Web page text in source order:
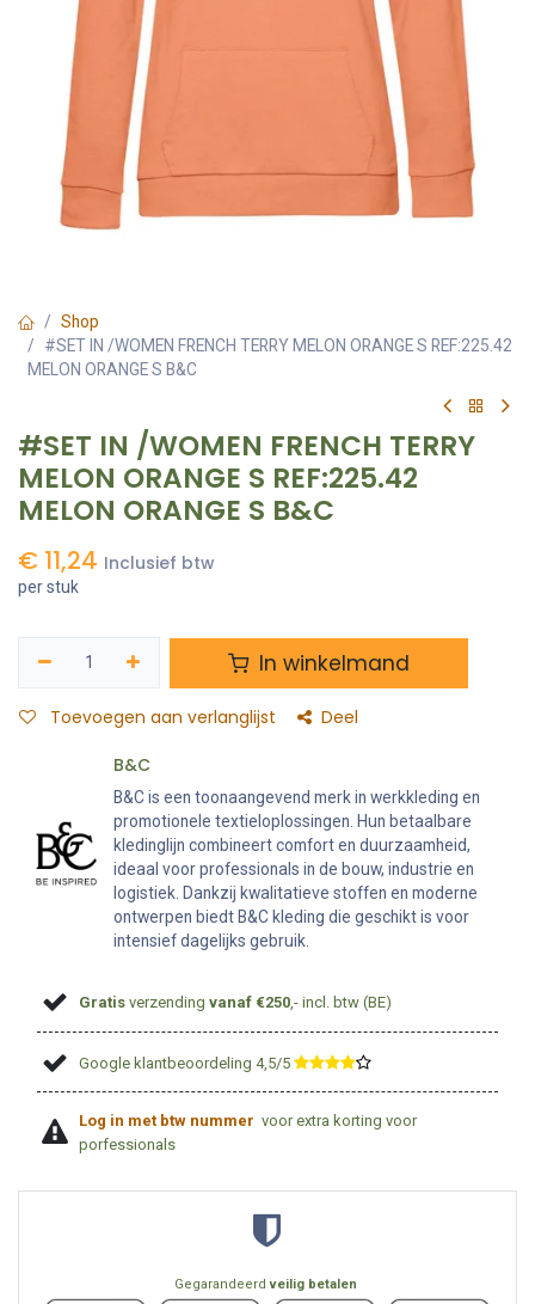
Shop
#SET IN /WOMEN FRENCH TERRY MELON ORANGE S REF:225.42
MELON ORANGE S B&C
#SET IN /WOMEN FRENCH TERRY
MELON ORANGE S REF:225.42
MELON ORANGE S B&C
€ 11,24 Inclusief btw
per stuk
In winkelmand
Toevoegen aan verlanglijst Deel
B&C
B&C is een toonaangevend merk in werkkleding en
promotionele textieloplossingen. Hun betaalbare
kledinglijn combineert comfort en duurzaamheid,
ideaal voor professionals in de bouw, industrie en
logistiek. Dankzij kwalitatieve stoffen en moderne
ontwerpen biedt B&C kleding die geschikt is voor
intensief dagelijks gebruik.
Gratis verzendingvanaf €250,- incl. btw (BE)
Google klantbeoordeling 4,5/5 ​
Log in met btw nummer voor extra korting voor
porfessionals
Gegarandeerdveilig betalen